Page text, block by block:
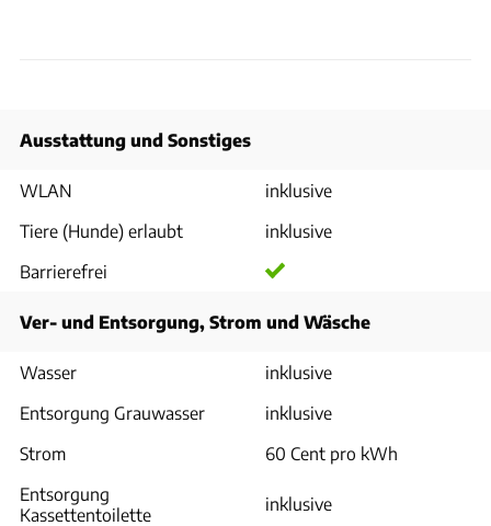
Ausstattung und Sonstiges
WLAN
inklusive
Tiere (Hunde) erlaubt
inklusive
Barrierefrei
Ver- und Entsorgung, Strom und Wäsche
Wasser
inklusive
Entsorgung Grauwasser
inklusive
Strom
60 Cent pro kWh
Entsorgung
Kassettentoilette
inklusive